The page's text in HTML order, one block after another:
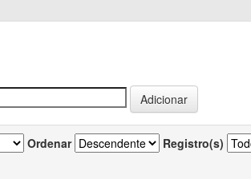
Ordenar Registro(s)